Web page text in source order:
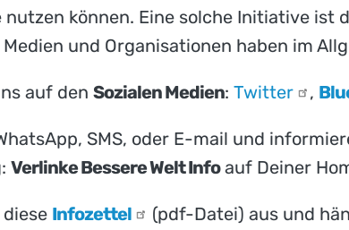
nutzen können. Eine solche Initiative ist
und Organisationen haben im
auf den Sozialen Medien: Twitter ,
SMS, oder E-mail und
Verlinke Bessere Welt Infoauf Deiner
Infozettel
(pdf-Datei) aus und